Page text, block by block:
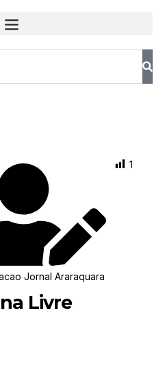
Jornal Araraquara
1
Livre